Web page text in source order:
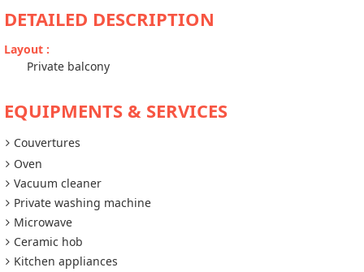
DETAILED DESCRIPTION
Layout :
Private balcony
EQUIPMENTS & SERVICES
Couvertures
Oven
Vacuum cleaner
Private washing machine
Microwave
Ceramic hob
Kitchen appliances